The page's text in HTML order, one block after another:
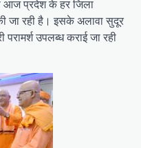
आज प्रदेश के हर जिला
जा रही है। इसके अलावा सुदूर
उपलब्ध कराई जा रही